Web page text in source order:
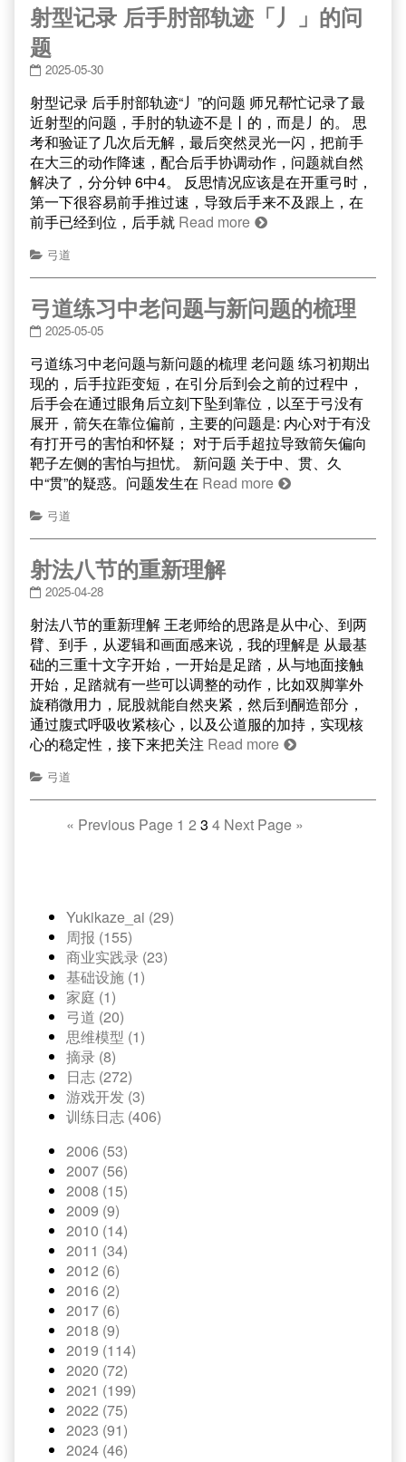
射型记录 后手肘部轨迹「丿」的问
题
2025-05-30
射型记录 后手肘部轨迹“丿”的问题 师兄帮忙记录了最
近射型的问题，手肘的轨迹不是丨的，而是丿的。 思
考和验证了几次后无解，最后突然灵光一闪，把前手
在大三的动作降速，配合后手协调动作，问题就自然
解决了，分分钟 6中4。 反思情况应该是在开重弓时，
第一下很容易前手推过速，导致后手来不及跟上，在
前手已经到位，后手就 Read more
弓道
弓道练习中老问题与新问题的梳理
2025-05-05
弓道练习中老问题与新问题的梳理 老问题 练习初期出
现的，后手拉距变短，在引分后到会之前的过程中，
后手会在通过眼角后立刻下坠到靠位，以至于弓没有
展开，箭矢在靠位偏前，主要的问题是: 内心对于有没
有打开弓的害怕和怀疑； 对于后手超拉导致箭矢偏向
靶子左侧的害怕与担忧。 新问题 关于中、贯、久
中“贯”的疑惑。问题发生在 Read more
弓道
射法八节的重新理解
2025-04-28
射法八节的重新理解 王老师给的思路是从中心、到两
臂、到手，从逻辑和画面感来说，我的理解是 从最基
础的三重十文字开始，一开始是足踏，从与地面接触
开始，足踏就有一些可以调整的动作，比如双脚掌外
旋稍微用力，屁股就能自然夹紧，然后到酮造部分，
通过腹式呼吸收紧核心，以及公道服的加持，实现核
心的稳定性，接下来把关注 Read more
弓道
« Previous Page 1 2 3 4 Next Page »
Yukikaze_ai (29)
周报 (155)
商业实践录 (23)
基础设施 (1)
家庭 (1)
弓道 (20)
思维模型 (1)
摘录 (8)
日志 (272)
游戏开发 (3)
训练日志 (406)
2006 (53)
2007 (56)
2008 (15)
2009 (9)
2010 (14)
2011 (34)
2012 (6)
2016 (2)
2017 (6)
2018 (9)
2019 (114)
2020 (72)
2021 (199)
2022 (75)
2023 (91)
2024 (46)